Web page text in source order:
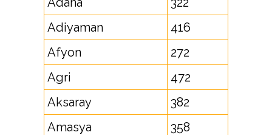
Adiyaman
416
Afyon
272
Agri
472
Aksaray
382
Amasya
358